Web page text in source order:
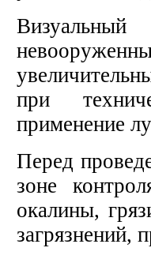
Визуальный
при
применение
Перед
зоне
окалины,
загрязнений,